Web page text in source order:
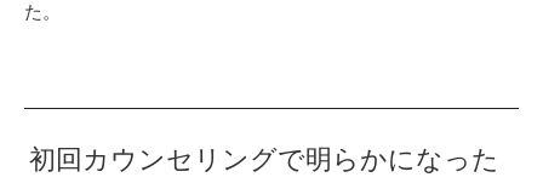
た。
初回カウンセリングで明らかになった